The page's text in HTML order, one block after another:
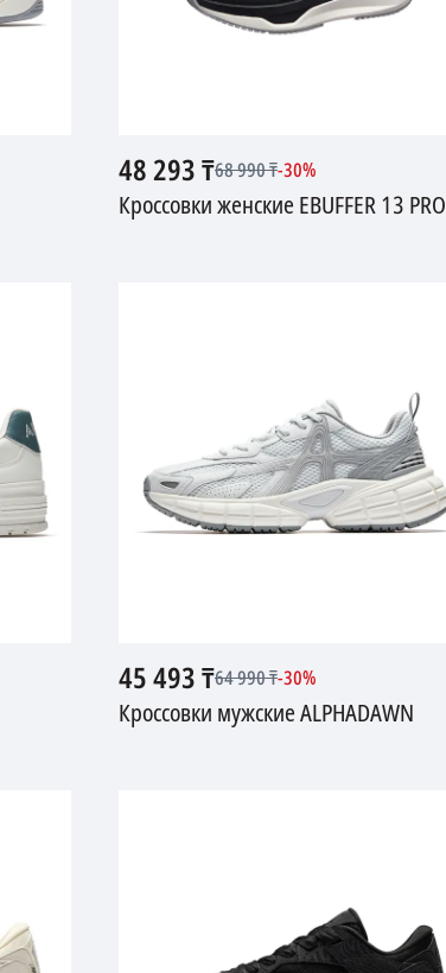
48 293₸68 990₸-30%
Кроссовки женские EBUFFER 13 PRO
45 493₸64 990₸-30%
Кроссовки мужские ALPHADAWN